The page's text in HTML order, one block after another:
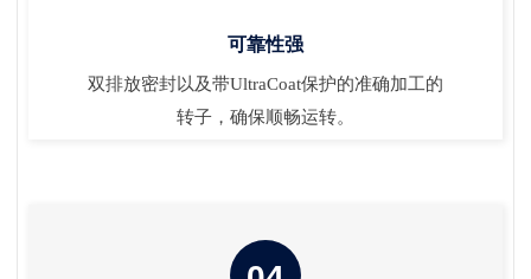
可靠性强
双排放密封以及带UltraCoat保护的准确加工的
转子，确保顺畅运转。